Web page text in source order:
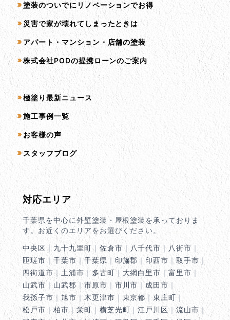
塗装のついでにリノベーションでお得
災害で家が壊れてしまったときは
アパート・マンション・店舗の塗装
株式会社PODの提携ローンのご案内
コンテンツ一覧
極塗り最新ニュース
施工事例一覧
お客様の声
スタッフブログ
対応エリア
千葉県を中心に外壁塗装・屋根塗装を承っておりま
す。お近くのエリアをお選びください。
中央区 ｜ 九十九里町｜ 佐倉市 ｜ 八千代市 ｜ 八街市 ｜
匝瑳市 ｜ 千葉市 ｜ 千葉県 ｜ 印旛郡 ｜ 印西市 ｜取手市 ｜
四街道市｜ 土浦市 ｜多古町｜ 大網白里市 ｜富里市 ｜
山武市 ｜ 山武郡 ｜市原市 ｜ 市川市 ｜ 成田市 ｜
我孫子市｜ 旭市｜木更津市 ｜ 東京都 ｜東庄町 ｜
松戸市 ｜ 柏市｜ 栄町 ｜ 横芝光町 ｜江戸川区｜流山市 ｜